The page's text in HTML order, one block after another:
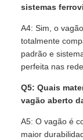
sistemas
A4: Sim, o
totalmente
padrão e
perfeita nas
Q5: Quais
vagão aberto
A5: O vagão é
maior